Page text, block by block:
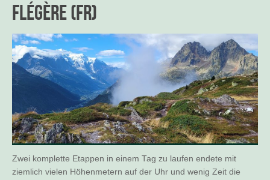
Flégère (FR)
Zwei komplette Etappen in einem Tag zu laufen endete mit
ziemlich vielen Höhenmetern auf der Uhr und wenig Zeit die